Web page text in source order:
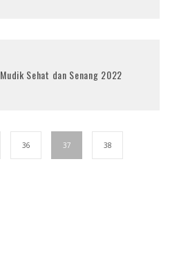
Mudik Sehat dan Senang 2022
36 37 38